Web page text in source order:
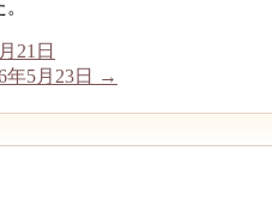
21日
5月23日
→